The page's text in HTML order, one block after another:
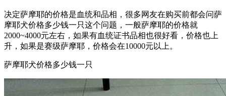
决定萨摩耶的价格是血统和品相，很多网友在购买前都会问萨
摩耶犬价格多少钱一只这个问题，一般萨摩耶的价格就
2000~4000元左右，如果有血统证书品相也很好看，价格也上
升，如果是赛级萨摩耶，价格会在10000元以上。
萨摩耶犬价格多少钱一只